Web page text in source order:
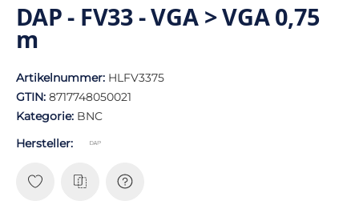
DAP - FV33 - VGA > VGA 0,75
m
Artikelnummer: HLFV3375
GTIN: 8717748050021
Kategorie: BNC
Hersteller: